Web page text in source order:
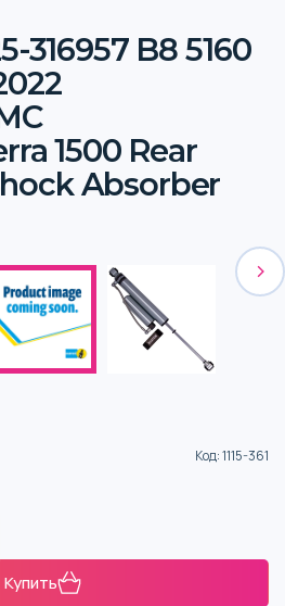
316957 B8 5160
1500 Rear
Absorber
Код:1115-361
Купить